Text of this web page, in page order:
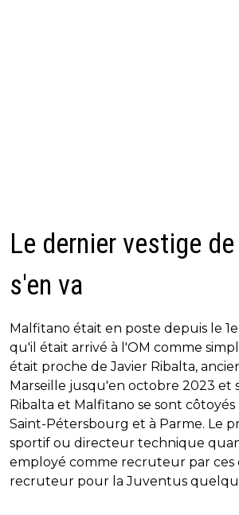
Le dernier vestige
s'en va
Malfitano était en poste depuis le
qu'il était arrivé à l'OM comme
était proche de Javier Ribalta,
Marseille jusqu'en octobre 2023 et
Ribalta et Malfitano se sont
Saint-Pétersbourg et à Parme. Le
sportif ou directeur technique
employé comme recruteur par ces
recruteur pour la Juventus